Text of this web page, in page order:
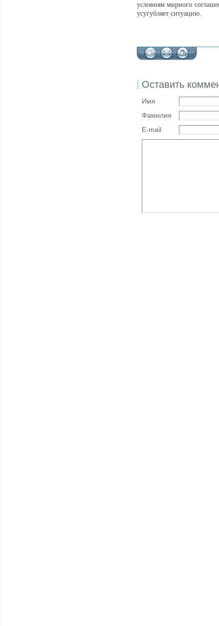
условиям мирного
усугубляет ситуацию.
Оставить
Имя
Фамилия
E-mail